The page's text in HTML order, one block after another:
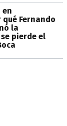
en
Fernando
la
pierde el